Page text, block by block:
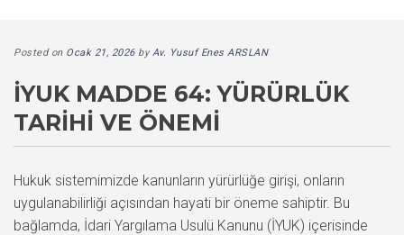
Posted on Ocak 21, 2026byAv. Yusuf Enes ARSLAN
İYUK MADDE 64: YÜRÜRLÜK
TARIHI VE ÖNEMI
Hukuk sistemimizde kanunların yürürlüğe girişi, onların
uygulanabilirliği açısından hayati bir öneme sahiptir. Bu
bağlamda, İdari Yargılama Usulü Kanunu (İYUK) içerisinde